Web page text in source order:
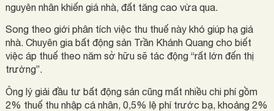
nguyên nhân khiến giá nhà, đất tăng cao vừa qua.
Song theo giới phân tích việc thu thuế này khó giúp hạ giá
nhà. Chuyên gia bất động sản Trần Khánh Quang cho biết
việc áp thuế theo năm sở hữu sẽ tác động “rất lớn đến thị
trường”.
Ông lý giải đầu tư bất động sản cũng mất nhiều chi phí gồm
2% thuế thu nhập cá nhân, 0,5% lệ phí trước bạ, khoảng 2%